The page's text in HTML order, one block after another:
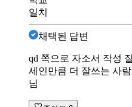
일치
채택된 답변
qd 쪽으로 자소서 작성
세인만큼 더 잘쓰는 사
님